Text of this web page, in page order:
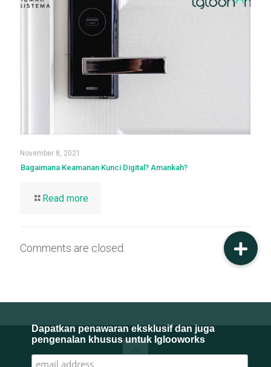
November 8, 2021
Bagaimana Keamanan Kunci Digital? Amankah?
Read more
Comments are closed.
Dapatkan penawaran eksklusif dan juga
pengenalan khusus untuk Iglooworks